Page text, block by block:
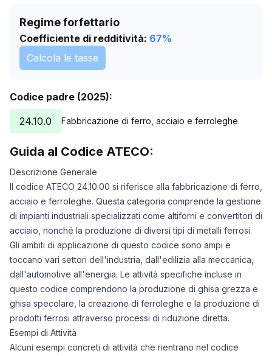
10/06/2025
11/06/2025
12/06/2025
13/06/2025
15/06/2025
16/06/2025
0
17/06/2025
18/06/2025
25/10/2025
15/01/2026
18/02/2026
0
24/03/2026
0
27/04/2026
0
31/05/2026
0
04/07/2026
0
07/08/2026
0
Regime forfettario
Coefficiente di redditività: 67%
Calcola le tasse
Codice padre (2025):
24.10.0
Fabbricazione di ferro, acciaio e ferroleghe
Guida al Codice ATECO:
Descrizione Generale
Il codice ATECO 24.10.00 si riferisce alla fabbricazione di ferro,
acciaio e ferroleghe. Questa categoria comprende la gestione
di impianti industriali specializzati come altiforni e convertitori di
acciaio, nonché la produzione di diversi tipi di metalli ferrosi.
Gli ambiti di applicazione di questo codice sono ampi e
toccano vari settori dell'industria, dall'edilizia alla meccanica,
dall'automotive all'energia. Le attività specifiche incluse in
questo codice comprendono la produzione di ghisa grezza e
ghisa specolare, la creazione di ferroleghe e la produzione di
prodotti ferrosi attraverso processi di riduzione diretta.
Esempi di Attività
Alcuni esempi concreti di attività che rientrano nel codice